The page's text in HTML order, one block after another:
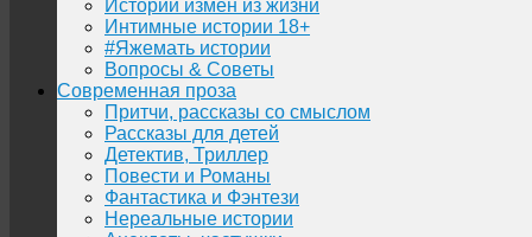
Истории измен из жизни
Интимные истории 18+
#Яжемать истории
Вопросы & Советы
Современная проза
Притчи, рассказы со смыслом
Рассказы для детей
Детектив, Триллер
Повести и Романы
Фантастика и Фэнтези
Нереальные истории